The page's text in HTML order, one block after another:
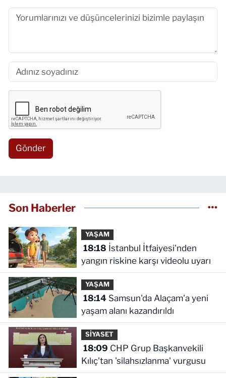
Gönder
Son Haberler
YAŞAM
18:18
yangın riskine karşı videolu uyarı
YAŞAM
18:14Samsun'da Alaçam'a yeni
yaşam alanı kazandırıldı
SİYASET
18:09
Kılıç'tan 'silahsızlanma' vurgusu